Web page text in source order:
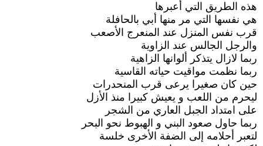
هذه الطريق التي أعبرها
هي نفسها التي مر منها أبي بالحافلة
قرب نفس المنزل عند المنعرج الأصعب
والرجل الجالس عند الزاوية
ربما لازال يتذكر ألوانها الزاهية
ربما نظمت مواقيت حياته القاسية
حين كان صغيرا يرعى قرب المنحدرات
ليحرم من اللعب و يعيش كبيرا منذ الأزل
على امتداد الجبل العاري من الشجر
ربما حاول صعود البني و الهبوط نحو البحر
لتعبر أحلامه إلى الضفة الأخرى خلسة